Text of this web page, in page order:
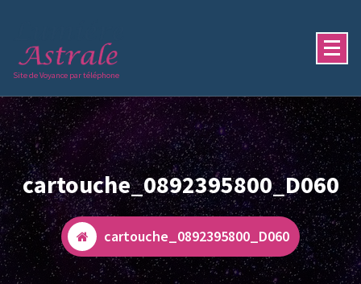
contenu
Site de Voyance par téléphone
cartouche_0892395800_D060
cartouche_0892395800_D060